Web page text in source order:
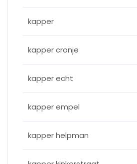
kapper
kapper cronje
kapper echt
kapper empel
kapper helpman